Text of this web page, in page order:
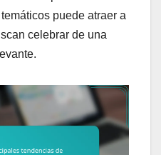
puede atraer a
celebrar de una